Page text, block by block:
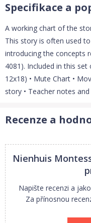
Specifikace a
A working chart of the
This story is often used
introducing the concepts
4081). Included in this
12x18) • Mute Chart •
story • Teacher notes
Recenze a
Nienhuis
Napište recenzi a
Za přínosnou